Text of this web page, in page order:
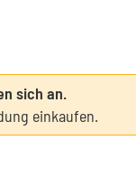
sich an.
einkaufen.